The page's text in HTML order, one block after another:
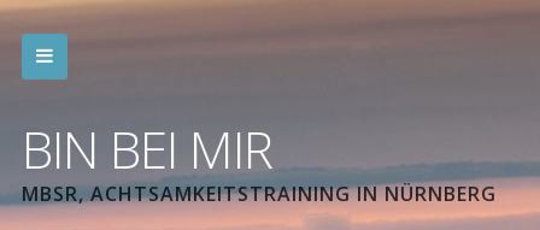
BIN BEI MIR
MBSR, ACHTSAMKEITSTRAINING IN NÜRNBERG